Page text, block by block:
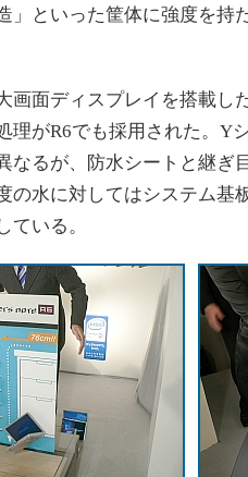
」といった筐体に強度を
画面ディスプレイを搭載し
理がR6でも採用された。Y
なるが、防水シートと継ぎ
の水に対してはシステム基
ている。